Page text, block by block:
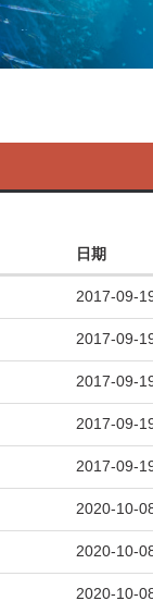
日期
2017-09-
2017-09-
2017-09-
2017-09-
2017-09-
2020-10-
2020-10-
2020-10-